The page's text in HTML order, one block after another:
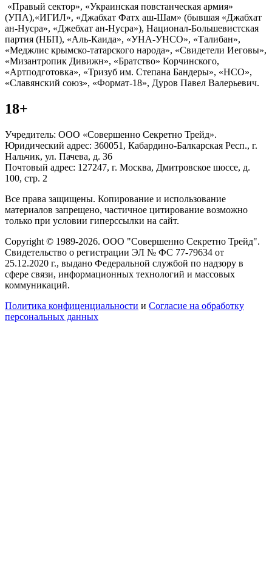
«Правый сектор», «Украинская повстанческая армия»
(УПА),«ИГИЛ», «Джабхат Фатх аш-Шам» (бывшая «Джабхат
ан-Нусра», «Джебхат ан-Нусра»), Национал-Большевистская
партия (НБП), «Аль-Каида», «УНА-УНСО», «Талибан»,
«Меджлис крымско-татарского народа», «Свидетели Иеговы»,
«Мизантропик Дивижн», «Братство» Корчинского,
«Артподготовка», «Тризуб им. Степана Бандеры», «НСО»,
«Славянский союз», «Формат-18», Дуров Павел Валерьевич.
18+
Учредитель: ООО «Совершенно Секретно Трейд».
Юридический адрес: 360051, Кабардино-Балкарская Респ., г.
Нальчик, ул. Пачева, д. 36
Почтовый адрес: 127247, г. Москва, Дмитровское шоссе, д.
100, стр. 2
Все права защищены. Копирование и использование
материалов запрещено, частичное цитирование возможно
только при условии гиперссылки на сайт.
Copyright © 1989-2026. ООО "Совершенно Секретно Трейд".
Свидетельство о регистрации ЭЛ № ФС 77-79634 от
25.12.2020 г., выдано Федеральной службой по надзору в
сфере связи, информационных технологий и массовых
коммуникаций.
Политика конфиценциальности и Согласие на обработку
персональных данных